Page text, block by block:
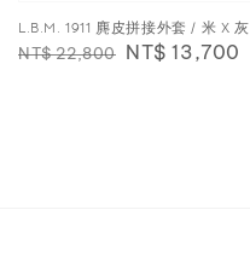
L.B.M. 1911 麂皮拼接外套 / 米 X 灰
Regular
NT$ 22,800 Sale
NT$ 13,700